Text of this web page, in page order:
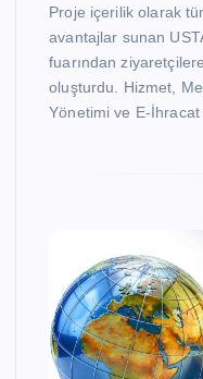
Proje içerilik olarak
avantajlar sunan
fuarından
oluşturdu. Hizmet,
Yönetimi ve E-İhracat